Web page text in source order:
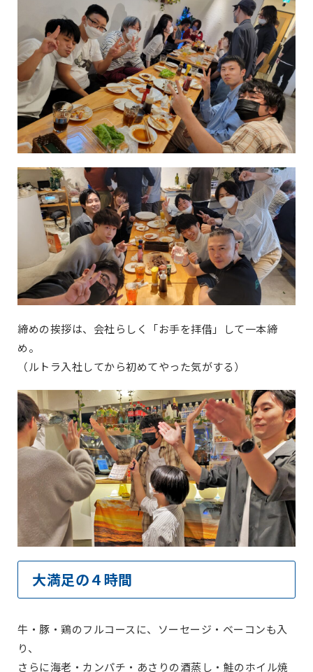
締めの挨拶は、会社らしく「お手を拝借」して一本締
め。
（ルトラ入社してから初めてやった気がする）
大満足の４時間
牛・豚・鶏のフルコースに、ソーセージ・ベーコンも入
り、
さらに海老・カンパチ・あさりの酒蒸し・鮭のホイル焼